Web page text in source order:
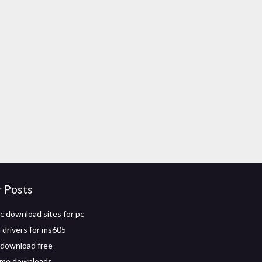
Posts
download sites for pc
for ms605
free